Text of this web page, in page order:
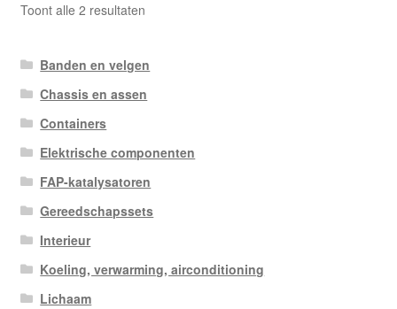
Toont alle 2 resultatenGesorteerd
Banden en velgen
Chassis en assen
Containers
Elektrische componenten
FAP-katalysatoren
Gereedschapssets
Interieur
Koeling, verwarming, airconditioning
Lichaam